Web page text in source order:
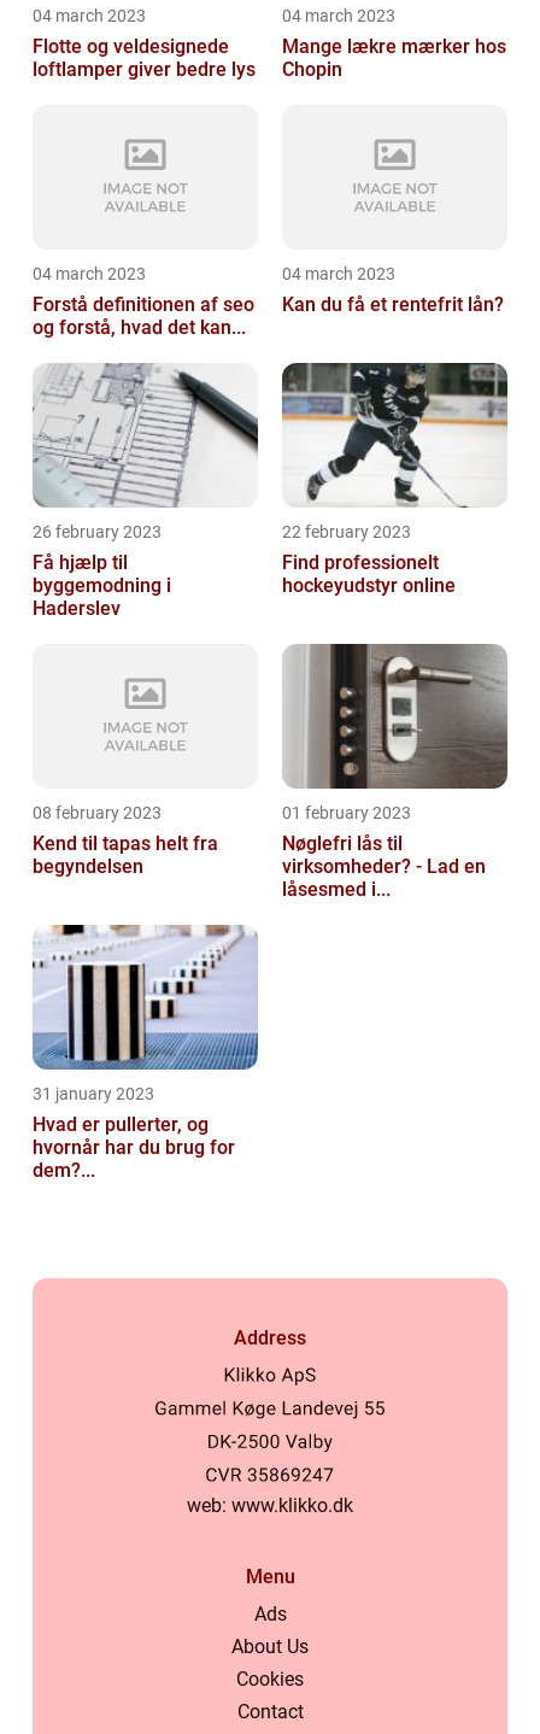
04 march 2023
Flotte og veldesignede
loftlamper giver bedre lys
04 march 2023
Mange lækre mærker hos
Chopin
04 march 2023
Forstå definitionen af seo
og forstå, hvad det kan...
04 march 2023
Kan du få et rentefrit lån?
26 february 2023
Få hjælp til
byggemodning i
Haderslev
22 february 2023
Find professionelt
hockeyudstyr online
08 february 2023
Kend til tapas helt fra
begyndelsen
01 february 2023
Nøglefri lås til
virksomheder? - Lad en
låsesmed i...
31 january 2023
Hvad er pullerter, og
hvornår har du brug for
dem?...
Address
web: www.klikko.dk
Menu
Ads
About Us
Cookies
Contact